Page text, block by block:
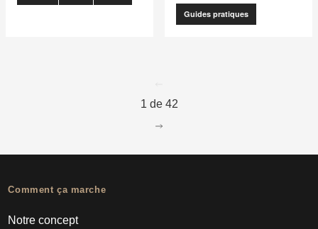
Guides pratiques
1 de 42
Comment ça marche
Notre concept